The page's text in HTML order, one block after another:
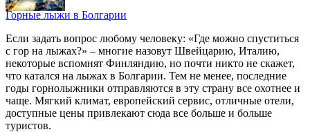
Горные лыжи в Болгарии
Если задать вопрос любому человеку: «Где можно спуститься
с гор на лыжах?» – многие назовут Швейцарию, Италию,
некоторые вспомнят Финляндию, но почти никто не скажет,
что катался на лыжах в Болгарии. Тем не менее, последние
годы горнолыжники отправляются в эту страну все охотнее и
чаще. Мягкий климат, европейский сервис, отличные отели,
доступные цены привлекают сюда все больше и больше
туристов.